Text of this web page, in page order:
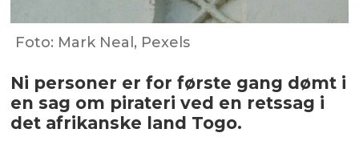
Foto: Mark Neal, Pexels
Ni personer er for første gang dømt i
en sag om pirateri ved en retssag i
det afrikanske land Togo.